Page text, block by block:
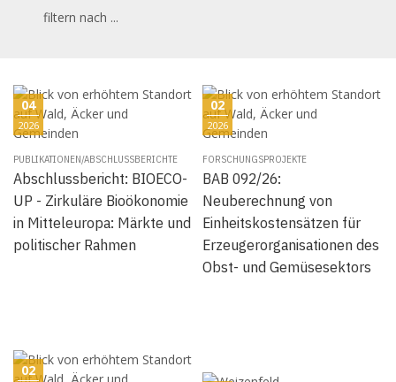
filtern nach ...
04
2026
PUBLIKATIONEN/ABSCHLUSSBERICHTE
Abschlussbericht: BIOECO-
UP - Zirkuläre Bioökonomie
in Mitteleuropa: Märkte und
politischer Rahmen
02
2026
FORSCHUNGSPROJEKTE
BAB 092/26:
Neuberechnung von
Einheitskostensätzen für
Erzeugerorganisationen des
Obst- und Gemüsesektors
02